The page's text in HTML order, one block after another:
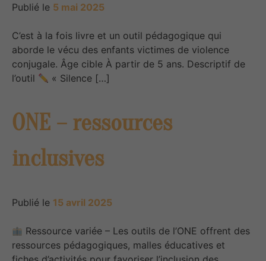
Publié le 5 mai 2025
C’est à la fois livre et un outil pédagogique qui
aborde le vécu des enfants victimes de violence
conjugale. Âge cible À partir de 5 ans. Descriptif de
l’outil
« Silence […]
ONE – ressources
inclusives
Publié le 15 avril 2025
Ressource variée – Les outils de l’ONE offrent des
ressources pédagogiques, malles éducatives et